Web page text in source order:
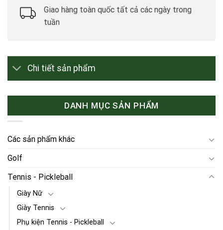
Giao hàng toàn quốc tất cả các ngày trong
tuần
Chi tiết sản phẩm
DANH MỤC SẢN PHẨM
Các sản phẩm khác
Golf
Tennis - Pickleball
Giày Nữ
Giày Tennis
Phụ kiện Tennis - Pickleball